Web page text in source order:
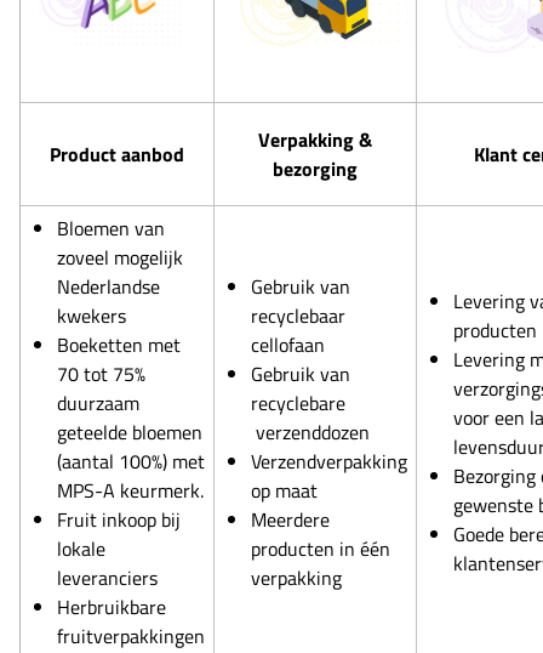
Product aanbod
Verpakking &
bezorging
Klant
Bloemen van
zoveel mogelijk
Nederlandse
kwekers
Boeketten met
70 tot 75%
duurzaam
geteelde bloemen
(aantal 100%) met
MPS-A keurmerk.
Fruit inkoop bij
lokale
leveranciers
Herbruikbare
fruitverpakkingen
Gebruik van
recyclebaar
cellofaan
Gebruik van
recyclebare
verzenddozen
Verzendverpakking
op maat
Meerdere
producten in één
verpakking
Levering
producten
Levering
voor een
Bezorging
gewenste
Goede